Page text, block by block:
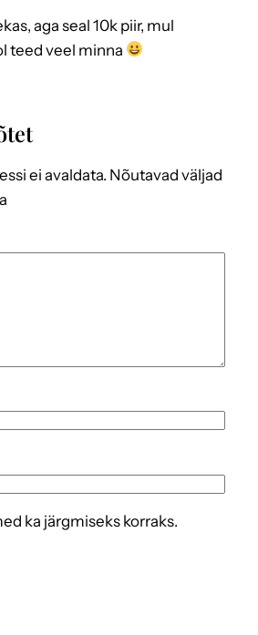
aga seal 10k piir, mul
teed veel minna
ei avaldata. Nõutavad väljad
ka järgmiseks korraks.